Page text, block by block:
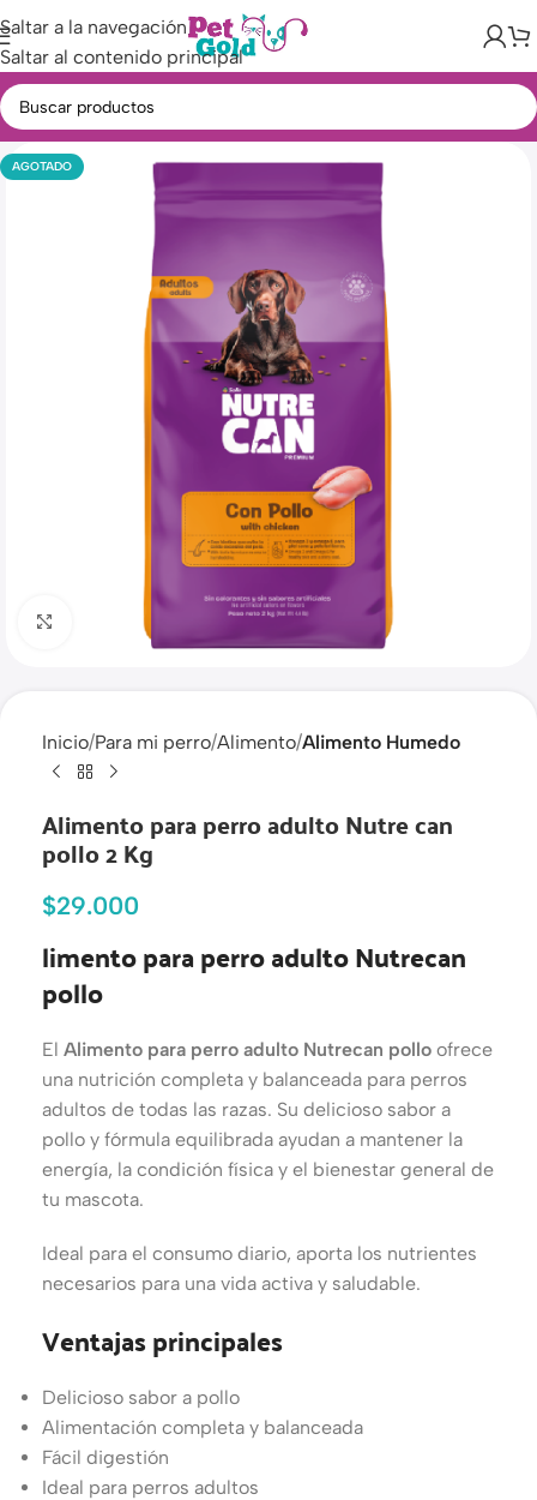
Saltar a la navegación
Saltar al contenido principal
AGOTADO
Haga clic para ampliar
Inicio Para mi perro Alimento Alimento Humedo
Alimento para perro adulto Nutre can
pollo 2 Kg
$29.000
limento para perro adulto Nutrecan
pollo
El Alimento para perro adulto Nutrecan pollo ofrece
una nutrición completa y balanceada para perros
adultos de todas las razas. Su delicioso sabor a
pollo y fórmula equilibrada ayudan a mantener la
energía, la condición física y el bienestar general de
tu mascota.
Ideal para el consumo diario, aporta los nutrientes
necesarios para una vida activa y saludable.
Ventajas principales
Delicioso sabor a pollo
Alimentación completa y balanceada
Fácil digestión
Ideal para perros adultos